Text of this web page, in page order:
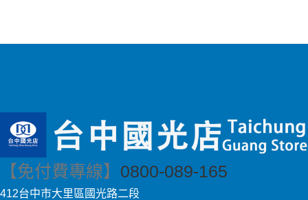
【免付費專線】 0800-089-165
412台中市大里區國光路二段